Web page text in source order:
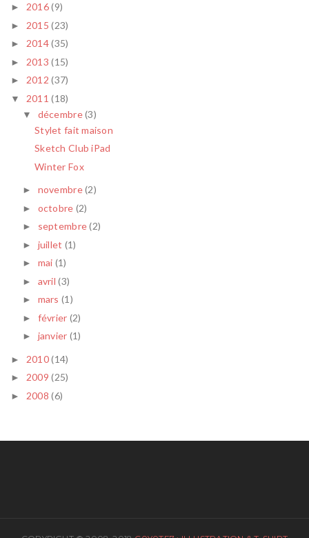
► 2016(9)
► 2015 (23)
► 2014(35)
► 2013 (15)
► 2012 (37)
▼ 2011 (18)
▼ décembre(3)
Stylet fait maison
Sketch Club iPad
Winter Fox
► novembre(2)
► octobre (2)
► septembre (2)
► juillet (1)
► mai (1)
► avril (3)
► mars (1)
► février (2)
► janvier (1)
► 2010(14)
► 2009 (25)
► 2008 (6)